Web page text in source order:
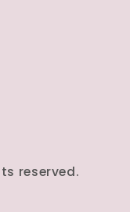
reserved.